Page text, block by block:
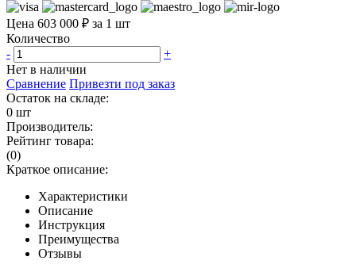
Цена 603 000 ₽ за 1 шт
Количество
-
+
Нет в наличии
Сравнение Привезти под заказ
Остаток на складе:
0 шт
Производитель:
Рейтинг товара:
(0)
Краткое описание:
Характеристики
Описание
Инструкция
Преимущества
Отзывы